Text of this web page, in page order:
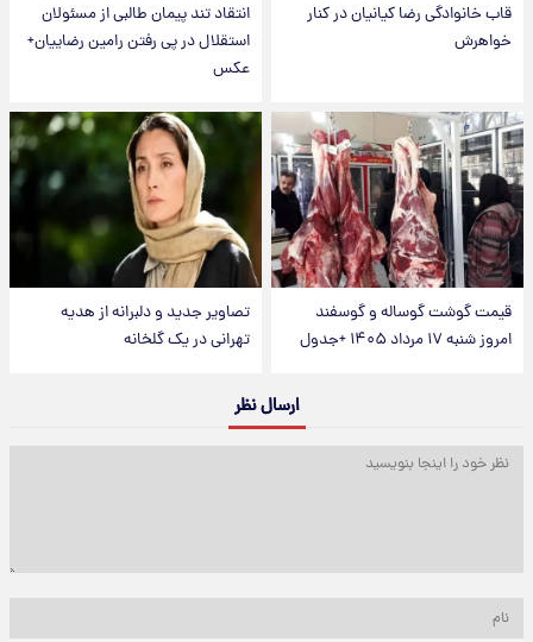
قاب خانوادگی رضا کیانیان در کنار
خواهرش
انتقاد تند پیمان طالبی از مسئولان
استقلال در پی رفتن رامین رضاییان+
عکس
قیمت گوشت گوساله و گوسفند
امروز شنبه ۱۷ مرداد ۱۴۰۵ +جدول
تصاویر جدید و دلبرانه از هدیه
تهرانی در یک گلخانه
ارسال نظر